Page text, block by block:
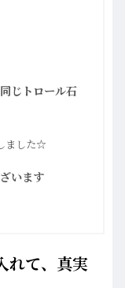
じトロール石
ました☆
います
れて、真実